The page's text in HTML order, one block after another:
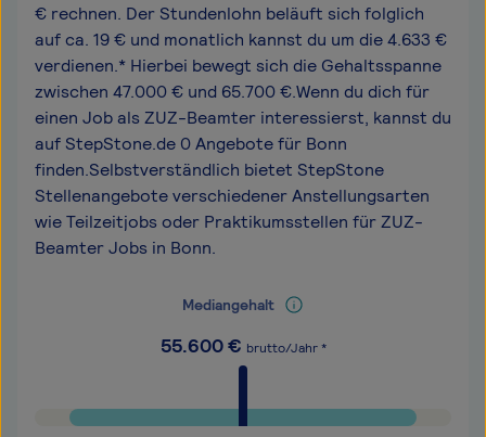
€ rechnen. Der Stundenlohn beläuft sich folglich
auf ca. 19 € und monatlich kannst du um die 4.633 €
verdienen.* Hierbei bewegt sich die Gehaltsspanne
zwischen 47.000 € und 65.700 €.Wenn du dich für
einen Job als ZUZ-Beamter interessierst, kannst du
auf StepStone.de 0 Angebote für Bonn
finden.Selbstverständlich bietet StepStone
Stellenangebote verschiedener Anstellungsarten
wie Teilzeitjobs oder Praktikumsstellen für ZUZ-
Beamter Jobs in Bonn.
Mediangehalt
55.600€ brutto/Jahr *